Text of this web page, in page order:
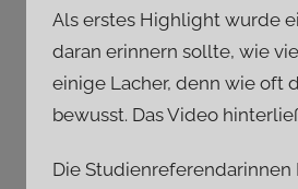
Als erstes Highlight wurde
daran erinnern sollte, wie
einige Lacher, denn wie oft
bewusst. Das Video
Die Studienreferendarinnen